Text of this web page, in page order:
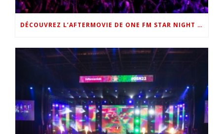
DÉCOUVREZ L’AFTERMOVIE DE ONE FM STAR NIGHT 2022 !